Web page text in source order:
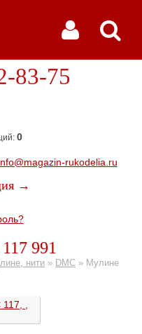
0
83-75
rukodelia.ru
→
991
нити » DMC » Мулине